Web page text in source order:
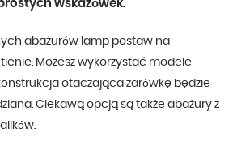
wskazówek.
abażurów lamp postaw na
Możesz wykorzystać modele
otaczająca żarówkę będzie
Ciekawą opcją są także abażury z